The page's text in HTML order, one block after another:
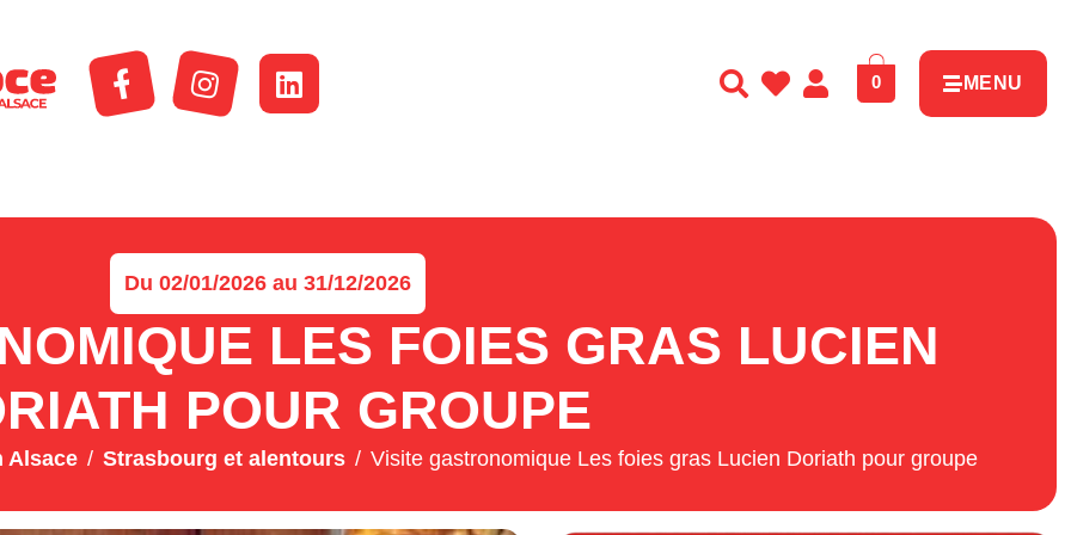
0 MENU
Du 02/01/2026 au 31/12/2026
LES FOIES GRAS LUCIEN
POUR GROUPE
Alsace Strasbourg et alentours Visite gastronomique Les foies gras Lucien Doriath pour groupe